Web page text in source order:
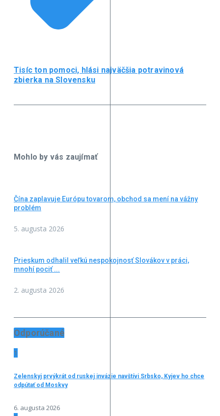
Tisíc ton pomoci, hlási najväčšia potravinová
zbierka na Slovensku
Mohlo by vás zaujímať
Čína zaplavuje Európu tovarom, obchod sa mení na vážny
problém
5. augusta 2026
Prieskum odhalil veľkú nespokojnosť Slovákov v práci,
mnohí pociť ...
2. augusta 2026
Odporúčané
1
Zelenskyj prvýkrát od ruskej invázie navštívi Srbsko, Kyjev ho chce
odpútať od Moskvy
6. augusta 2026